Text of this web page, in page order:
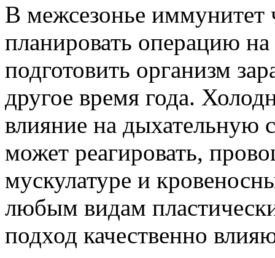
В межсезонье иммунитет
планировать операцию
подготовить организм
другое время года.
влияние на дыхательную
может реагировать,
мускулатуре и
любым видам
подход качественно